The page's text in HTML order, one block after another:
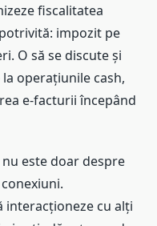
fiscalitatea
impozit pe
O să se discute și
operațiunile cash,
e-facturii începând
este doar despre
interacționeze cu alți